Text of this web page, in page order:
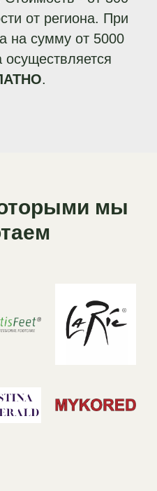
от региона. При
на сумму от 5000
осуществляется
.
мы